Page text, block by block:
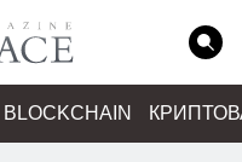
BLOCKCHAIN